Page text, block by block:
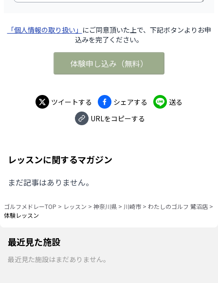
「個人情報の取り扱い」 にご同意頂いた上で、下記ボタンよりお申
込みを完了ください。
体験申し込み （無料）
ツイートする シェアする
送る
URLをコピーする
レッスンに関するマガジン
まだ記事はありません。
ゴルフメドレーTOP > レッスン > 神奈川県 > 川崎市 > わたしのゴルフ 鷺沼店 >
体験レッスン
最近見た施設
最近見た施設はまだありません。